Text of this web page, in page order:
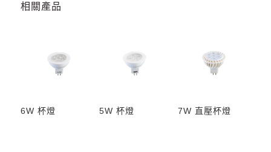
相關產品
6W 杯燈 5W 杯燈 7W 直壓杯燈